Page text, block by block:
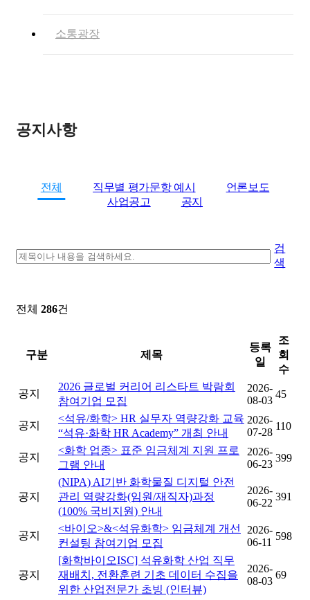
소통광장
공지사항
전체 직무별 평가문항 예시
언론보도
사업공고
공지
검
색
전체 286건
구분 제목
등록
일
조
회
수
공지
2026 글로벌 커리어 리스타트 박람회
참여기업 모집
2026-
08-03
45
공지
<석유/화학> HR 실무자 역량강화 교육
“석유·화학 HR Academy” 개최 안내
2026-
07-28
110
공지
<화학 업종> 표준 임금체계 지원 프로
그램 안내
2026-
06-23
399
공지
(NIPA) AI기반 화학물질 디지털 안전
관리 역량강화(임원/재직자)과정
(100% 국비지원) 안내
2026-
06-22
391
공지
<바이오>&<석유화학> 임금체계 개선
컨설팅 참여기업 모집
2026-
06-11
598
공지
[화학바이오ISC] 석유화학 산업 직무
재배치, 전환훈련 기초 데이터 수집을
위한 산업전문가 초빙 (인터뷰)
2026-
08-03
69